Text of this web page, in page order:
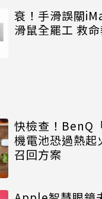
衰！手滑誤關
滑鼠全罷工 救
快檢查！BenQ
機電池恐過熱起
召回方案